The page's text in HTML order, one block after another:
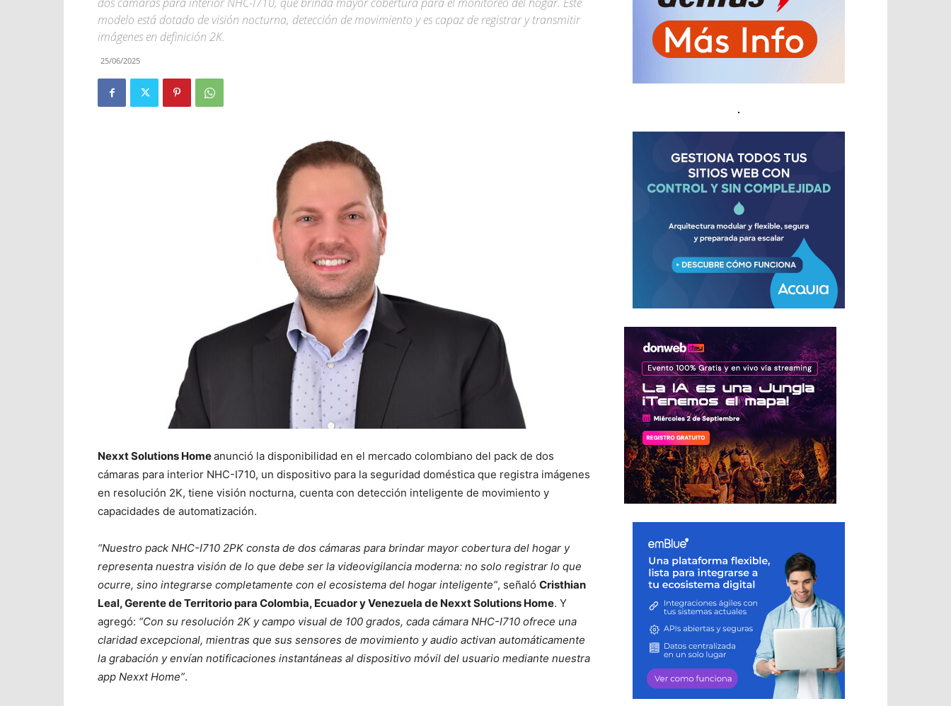
modelo está dotado de visión nocturna, detección de movimiento y es capaz de registrar y transmitir
imágenes en definición 2K.
25/06/2025
Nexxt Solutions Homeanunció la disponibilidad en el mercado colombiano del pack de dos
cámaras para interior NHC-I710, un dispositivo para la seguridad doméstica que registra imágenes
en resolución 2K, tiene visión nocturna, cuenta con detección inteligente de movimiento y
capacidades de automatización.
“Nuestro pack NHC-I710 2PK consta de dos cámaras para brindar mayor cobertura del hogar y
representa nuestra visión de lo que debe ser la videovigilancia moderna: no solo registrar lo que
ocurre, sino integrarse completamente con el ecosistema del hogar inteligente”, señaló Cristhian
Leal, Gerente de Territorio para Colombia, Ecuador y Venezuela de Nexxt Solutions Home. Y
agregó: “Con su resolución 2K y campo visual de 100 grados, cada cámara NHC-I710 ofrece una
claridad excepcional, mientras que sus sensores de movimiento y audio activan automáticamente
la grabación y envían notificaciones instantáneas al dispositivo móvil del usuario mediante nuestra
app Nexxt Home”.